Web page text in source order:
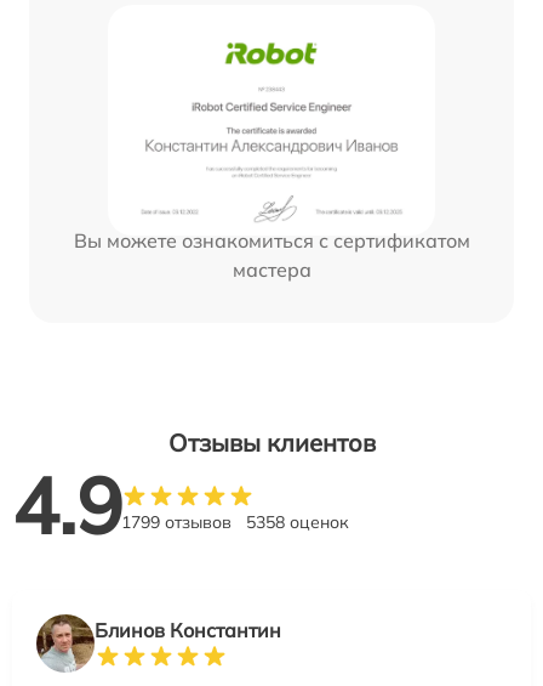
Вы можете ознакомиться с сертификатом
мастера
Отзывы клиентов
4.91799 отзывов 5358 оценок
Блинов Константин